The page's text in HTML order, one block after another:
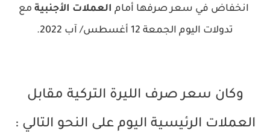
انخفاض في سعر صرفها أمام العملات الأجنبية مع
تدولات اليوم الجمعة 12 أغسطس/ آب 2022.
وكان سعر صرف الليرة التركية مقابل
العملات الرئيسية اليوم على النحو التالي :